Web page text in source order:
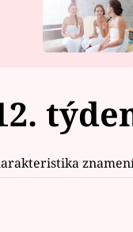
DESIGN